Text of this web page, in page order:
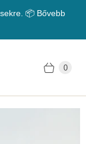
📦 Bővebb
0